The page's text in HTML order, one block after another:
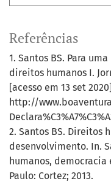
Referências
1. Santos BS. Para
direitos humanos I.
[acesso em 13 set
http://
2. Santos BS. Direitos
desenvolvimento. In.
humanos, democracia
Paulo: Cortez; 2013.